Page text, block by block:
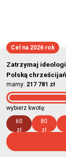
Cel na 2026 rok
Zatrzymaj
Polską
mamy: 217 781 zł
wybierz kwotę:
60
zł
80
zł